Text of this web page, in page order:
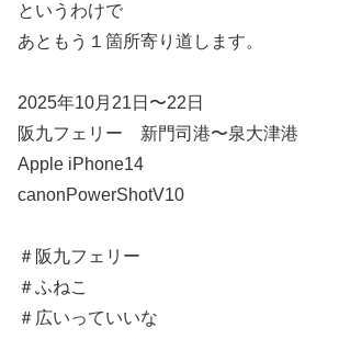
というわけで
あともう１箇所寄り道します。
2025年10月21日〜22日
阪九フェリー 新門司港〜泉大津港
Apple iPhone14
canonPowerShotV10
＃阪九フェリー
＃ふねこ
＃広いっていいな